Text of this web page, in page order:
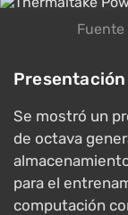
Se mostró un
de octava
para el
computación